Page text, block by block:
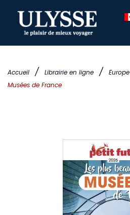
Accueil / Librairie en ligne / Europe
Musées de France